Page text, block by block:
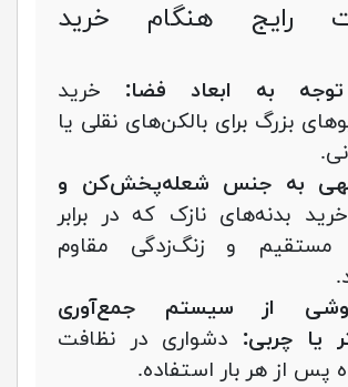
رایج هنگام خرید
به ابعاد فضا: خرید
بزرگ برای بالکن‌های نقلی یا
به جنس شعله‌پخش‌کن و
خرید بدنه‌های نازک که در برابر
مستقیم و زنگ‌زدگی مقاوم
از سیستم جمع‌آوری
یا چربی: دشواری در نظافت
پس از هر بار استفاده.